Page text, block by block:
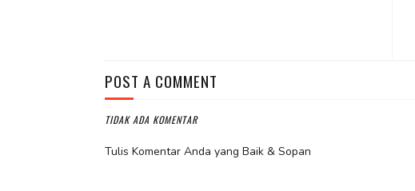
POST A COMMENT
TIDAK ADA KOMENTAR
Tulis Komentar Anda yang Baik & Sopan